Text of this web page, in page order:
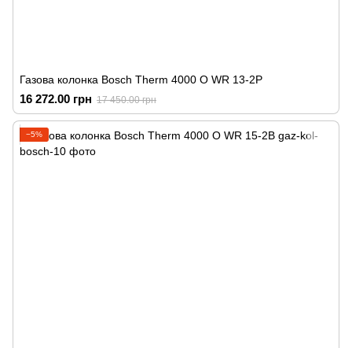
Газова колонка Bosch Therm 4000 O WR 13-2P
16 272.00 грн 17 450.00 грн
−5%